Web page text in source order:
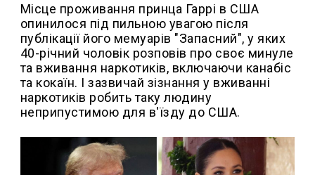
Місце проживання принца Гаррі в США
опинилося під пильною увагою після
публікації його мемуарів "Запасний", у яких
40-річний чоловік розповів про своє минуле
та вживання наркотиків, включаючи канабіс
та кокаїн. І зазвичай зізнання у вживанні
наркотиків робить таку людину
неприпустимою для в'їзду до США.